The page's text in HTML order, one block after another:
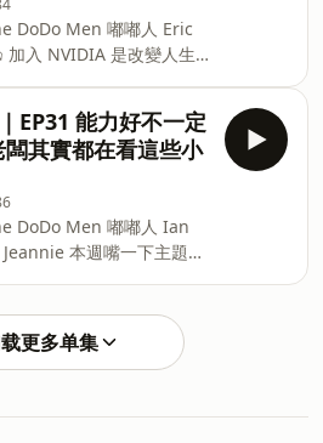
動態廣告－－－－ 旅遊
蘭氏Brand's官方LINE登
獲得LINE POINTS回饋，
連結：
#第一瓶鷄精_
in Nutraceutical
70 *抗疲勞：
DoDo Men 嘟嘟人 Eric
比其他公司
⛺ 已是市值最
新創公司看待？ ⛺ 矽
惶，同事互捅超 drama？
入 AI 產業，要有哪些準
@TheDoDoMen
EP31 能力好不一定
其實都在看這些小
DoDo Men 嘟嘟人 Ian
嘴一下主題：
蘋果每週會議
是主管沒安全感的關係？
更多单集